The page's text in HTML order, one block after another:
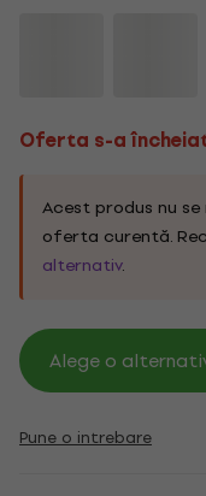
Oferta s-a
Acest produs nu
oferta curentă.
alternativ.
Alege o
Pune o intrebare